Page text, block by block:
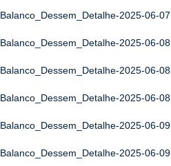
Balanco_Dessem_Detalhe-2025-06-07
Balanco_Dessem_Detalhe-2025-06-08
Balanco_Dessem_Detalhe-2025-06-08
Balanco_Dessem_Detalhe-2025-06-08
Balanco_Dessem_Detalhe-2025-06-09
Balanco_Dessem_Detalhe-2025-06-09